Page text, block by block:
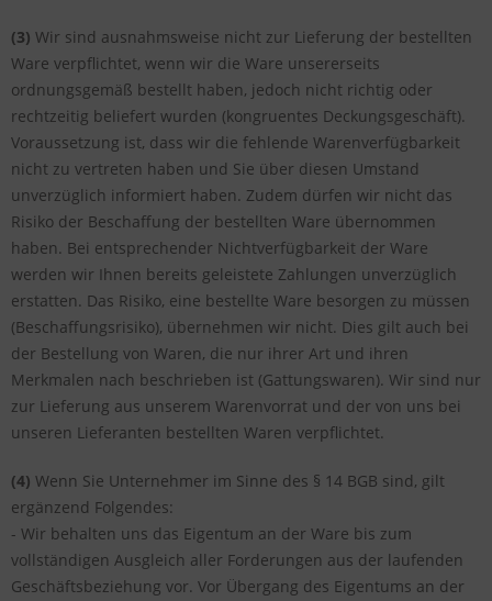
(3) Wir sind ausnahmsweise nicht zur Lieferung der bestellten
Ware verpflichtet, wenn wir die Ware unsererseits
ordnungsgemäß bestellt haben, jedoch nicht richtig oder
rechtzeitig beliefert wurden (kongruentes Deckungsgeschäft).
Voraussetzung ist, dass wir die fehlende Warenverfügbarkeit
nicht zu vertreten haben und Sie über diesen Umstand
unverzüglich informiert haben. Zudem dürfen wir nicht das
Risiko der Beschaffung der bestellten Ware übernommen
haben. Bei entsprechender Nichtverfügbarkeit der Ware
werden wir Ihnen bereits geleistete Zahlungen unverzüglich
erstatten. Das Risiko, eine bestellte Ware besorgen zu müssen
(Beschaffungsrisiko), übernehmen wir nicht. Dies gilt auch bei
der Bestellung von Waren, die nur ihrer Art und ihren
Merkmalen nach beschrieben ist (Gattungswaren). Wir sind nur
zur Lieferung aus unserem Warenvorrat und der von uns bei
unseren Lieferanten bestellten Waren verpflichtet.
(4) Wenn Sie Unternehmer im Sinne des § 14 BGB sind, gilt
ergänzend Folgendes:
- Wir behalten uns das Eigentum an der Ware bis zum
vollständigen Ausgleich aller Forderungen aus der laufenden
Geschäftsbeziehung vor. Vor Übergang des Eigentums an der